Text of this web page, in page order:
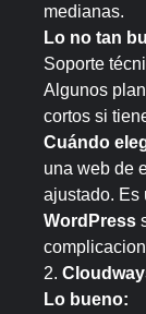
medianas.
Lo no tan
Soporte
Algunos
cortos si
Cuándo
una web de
ajustado. Es
WordPress
2.
Lo bueno: